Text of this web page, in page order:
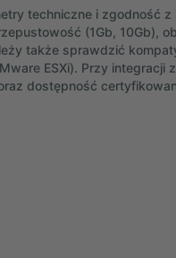
techniczne i zgodność
(1Gb, 10Gb),
także sprawdzić
ESXi). Przy integracji
dostępność